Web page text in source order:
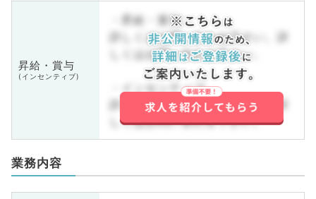
昇給・賞与
(インセンティブ)
・昇給・賞与
詳しくはお問い合わせ下さい。詳
しくはお問い合わせ下さい。
・インセンティブ
詳しくはお問い合わせ下さい。詳
しくはお問い合わせ下さい。
業務内容